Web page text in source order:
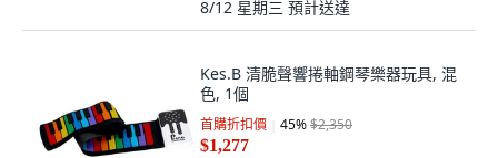
8/12 星期三 預計送達
Kes.B 清脆聲響捲軸鋼琴樂器玩具, 混
色, 1個
首購折扣價 45%$2,350
$1,277